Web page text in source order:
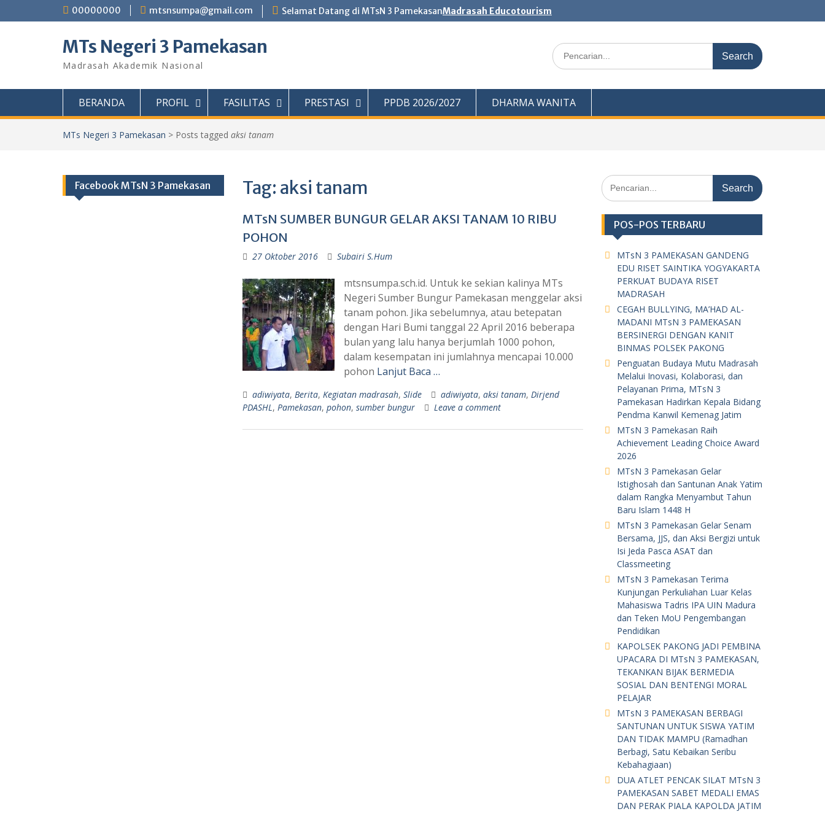
to
00000000 mtsnsumpa@gmail.com Selamat Datang di MTsN 3 PamekasanMadrasah Educotourism
MTs Negeri 3 Pamekasan
Madrasah Akademik Nasional
Search
for:
BERANDA PROFIL FASILITAS PRESTASI PPDB 2026/2027 DHARMA WANITA
MTs Negeri 3 Pamekasan > Posts tagged aksi tanam
Tag: aksi tanam
MTsN SUMBER BUNGUR GELAR AKSI TANAM 10 RIBU
POHON
27 Oktober 2016 Subairi S.Hum
mtsnsumpa.sch.id. Untuk ke sekian kalinya MTs
Negeri Sumber Bungur Pamekasan menggelar aksi
tanam pohon. Jika sebelumnya, atau betepatan
dengan Hari Bumi tanggal 22 April 2016 beberapa
bulan yang lalu hanya berjumlah 1000 pohon,
dalam kesempatan ini jumlahnya mencapai 10.000
pohon Lanjut Baca …
adiwiyata, Berita, Kegiatan madrasah, Slide adiwiyata, aksi tanam, Dirjend
PDASHL, Pamekasan, pohon, sumber bungur Leave a comment
Search
for:
POS-POS TERBARU
MTsN 3 PAMEKASAN GANDENG
EDU RISET SAINTIKA YOGYAKARTA
PERKUAT BUDAYA RISET
MADRASAH
CEGAH BULLYING, MA’HAD AL-
MADANI MTsN 3 PAMEKASAN
BERSINERGI DENGAN KANIT
BINMAS POLSEK PAKONG
Penguatan Budaya Mutu Madrasah
Melalui Inovasi, Kolaborasi, dan
Pelayanan Prima, MTsN 3
Pamekasan Hadirkan Kepala Bidang
Pendma Kanwil Kemenag Jatim
MTsN 3 Pamekasan Raih
Achievement Leading Choice Award
2026
MTsN 3 Pamekasan Gelar
Istighosah dan Santunan Anak Yatim
dalam Rangka Menyambut Tahun
Baru Islam 1448 H
MTsN 3 Pamekasan Gelar Senam
Bersama, JJS, dan Aksi Bergizi untuk
Isi Jeda Pasca ASAT dan
Classmeeting
MTsN 3 Pamekasan Terima
Kunjungan Perkuliahan Luar Kelas
Mahasiswa Tadris IPA UIN Madura
dan Teken MoU Pengembangan
Pendidikan
KAPOLSEK PAKONG JADI PEMBINA
UPACARA DI MTsN 3 PAMEKASAN,
TEKANKAN BIJAK BERMEDIA
SOSIAL DAN BENTENGI MORAL
PELAJAR
MTsN 3 PAMEKASAN BERBAGI
SANTUNAN UNTUK SISWA YATIM
DAN TIDAK MAMPU (Ramadhan
Berbagi, Satu Kebaikan Seribu
Kebahagiaan)
DUA ATLET PENCAK SILAT MTsN 3
PAMEKASAN SABET MEDALI EMAS
DAN PERAK PIALA KAPOLDA JATIM
Facebook MTsN 3 Pamekasan